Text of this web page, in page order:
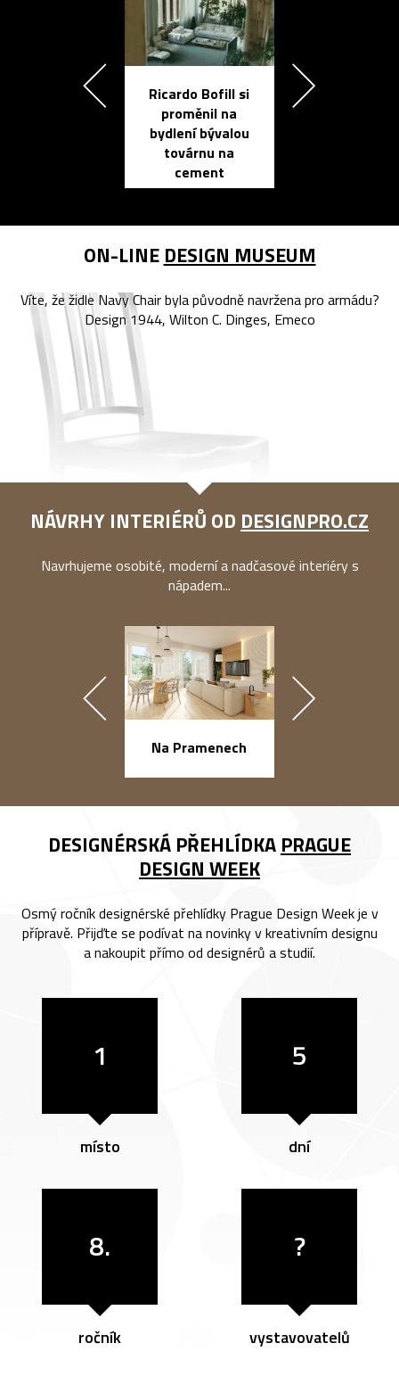
Ricardo Bofill si
proměnil na
bydlení bývalou
továrnu na
cement
ON-LINE DESIGN MUSEUM
Víte, že židle Navy Chair byla původně navržena pro armádu?
Design 1944, Wilton C. Dinges, Emeco
NÁVRHY INTERIÉRŮ OD DESIGNPRO.CZ
Navrhujeme osobité, moderní a nadčasové interiéry s
nápadem...
Na Pramenech
DESIGNÉRSKÁ PŘEHLÍDKA PRAGUE
DESIGN WEEK
Osmý ročník designérské přehlídky Prague Design Week je v
přípravě. Přijďte se podívat na novinky v kreativním designu
a nakoupit přímo od designérů a studií.
1
místo
5
dní
8.
ročník
?
vystavovatelů